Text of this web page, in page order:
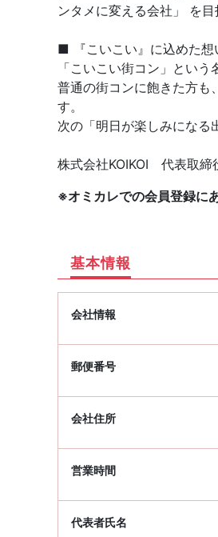
ンタメに変える会社」 を目
■ 『こいこい』に込めた想
「こいこい街コン」とい
普通の街コンに飽きた方も
す。
次の「明日が楽しみになる
株式会社KOIKOI 代表取
※オミカレでの会員登録に
基本情報
会社情報
郵便番号
会社住所
営業時間
代表者氏名